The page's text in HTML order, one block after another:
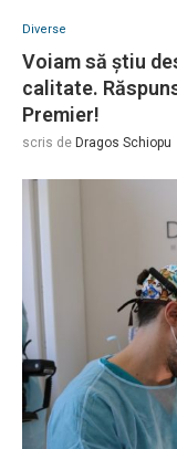
Diverse
Voiam să știu
calitate.
Premier!
scris de Dragos Schiopu